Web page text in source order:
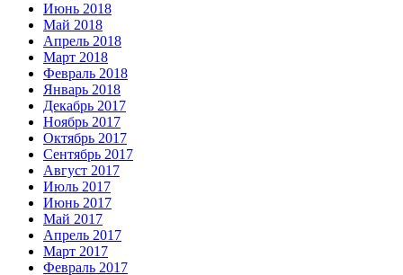
Июнь 2018
Май 2018
Апрель 2018
Март 2018
Февраль 2018
Январь 2018
Декабрь 2017
Ноябрь 2017
Октябрь 2017
Сентябрь 2017
Август 2017
Июль 2017
Июнь 2017
Май 2017
Апрель 2017
Март 2017
Февраль 2017